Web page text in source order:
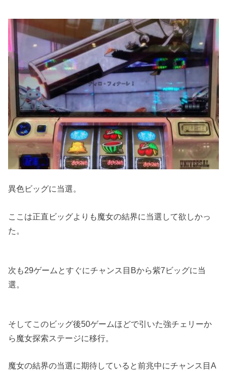
異色ビッグに当選。
ここは正直ビッグよりも魔女の結界に当選して欲しかっ
た。
次も29ゲームとすぐにチャンス目Bから紫7ビッグに当
選。
そしてこのビッグ後50ゲームほどで引いた強チェリーか
ら魔女探索ステージに移行。
魔女の結界の当選に期待していると前兆中にチャンス目A